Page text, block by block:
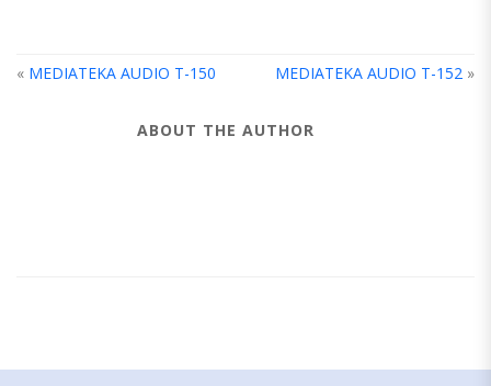
« MEDIATEKA AUDIO T-150 MEDIATEKA AUDIO T-152 »
ABOUT THE AUTHOR